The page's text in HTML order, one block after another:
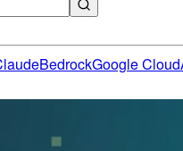
BedrockGoogle Cloud